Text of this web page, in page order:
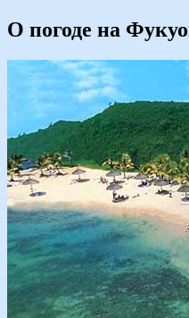
О погоде на